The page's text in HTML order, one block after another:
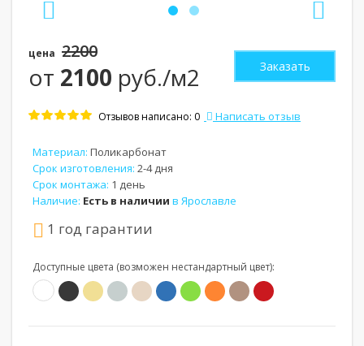
цена 2200
от 2100 руб./м2 Заказать
Отзывов написано: 0 Написать отзыв
Материал: Поликарбонат
Срок изготовления: 2-4 дня
Срок монтажа: 1 день
Наличие: Есть в наличии в Ярославле
1 год гарантии
Доступные цвета (возможен нестандартный цвет):